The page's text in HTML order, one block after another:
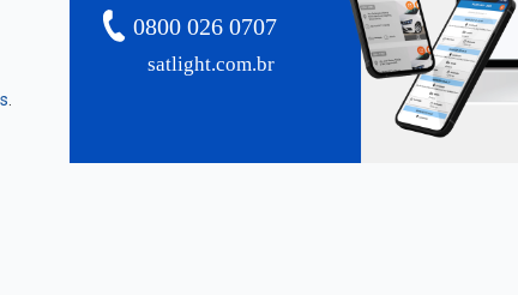
satlight.com.br
0800 026 0707